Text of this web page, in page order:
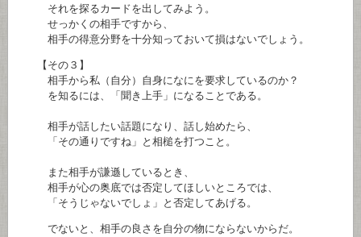
それを探るカードを出してみよう。
せっかくの相手ですから、
相手の得意分野を十分知っておいて損はないでしょう。
【その３】
相手から私（自分）自身になにを要求しているのか？
を知るには、「聞き上手」になることである。
相手が話したい話題になり、話し始めたら、
「その通りですね」と相槌を打つこと。
また相手が謙遜しているとき、
相手が心の奥底では否定してほしいところでは、
「そうじゃないでしょ」と否定してあげる。
でないと、相手の良さを自分の物にならないからだ。